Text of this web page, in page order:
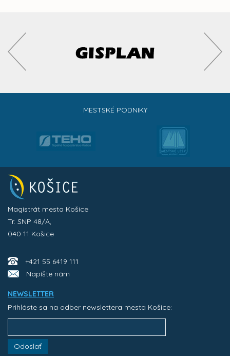
MESTSKÉ PODNIKY
Magistrát mesta Košice
Tr. SNP 48/A,
040 11 Košice
+421 55 6419 111
Napíšte nám
NEWSLETTER
Prihláste sa na odber newslettera mesta Košice:
Odoslať